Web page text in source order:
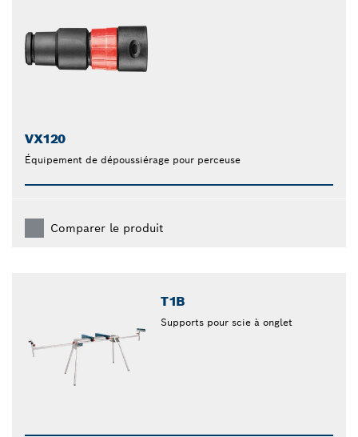
VX120
Équipement de dépoussiérage pour perceuse
Comparer le produit
T1B
Supports pour scie à onglet